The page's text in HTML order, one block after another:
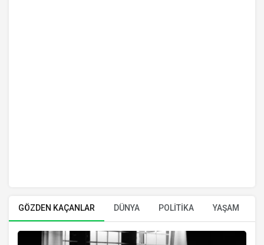
GÖZDEN KAÇANLAR DÜNYA POLİTİKA YAŞAM